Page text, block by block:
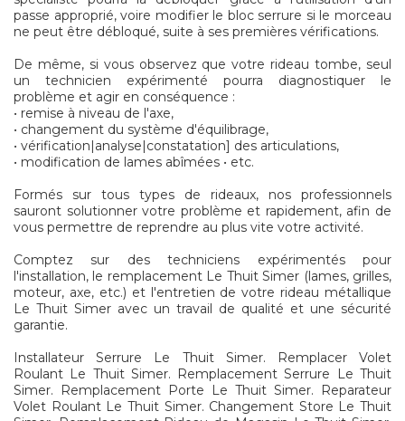
passe approprié, voire modifier le bloc serrure si le morceau
ne peut être débloqué, suite à ses premières vérifications.
De même, si vous observez que votre rideau tombe, seul
un technicien expérimenté pourra diagnostiquer le
problème et agir en conséquence :
• remise à niveau de l'axe,
• changement du système d'équilibrage,
• vérification|analyse|constatation] des articulations,
• modification de lames abîmées • etc.
Formés sur tous types de rideaux, nos professionnels
sauront solutionner votre problème et rapidement, afin de
vous permettre de reprendre au plus vite votre activité.
Comptez sur des techniciens expérimentés pour
l'installation, le remplacement Le Thuit Simer (lames, grilles,
moteur, axe, etc.) et l'entretien de votre rideau métallique
Le Thuit Simer avec un travail de qualité et une sécurité
garantie.
Installateur Serrure Le Thuit Simer. Remplacer Volet
Roulant Le Thuit Simer. Remplacement Serrure Le Thuit
Simer. Remplacement Porte Le Thuit Simer. Reparateur
Volet Roulant Le Thuit Simer. Changement Store Le Thuit